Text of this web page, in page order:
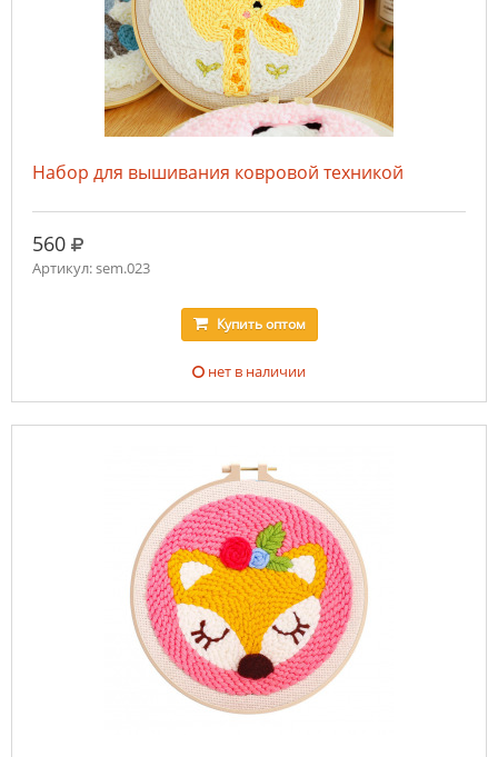
Набор для вышивания ковровой техникой
560 руб.
Артикул: sem.023
Купитьоптом
нет в наличии